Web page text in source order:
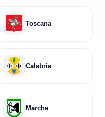
Toscana
Calabria
Marche